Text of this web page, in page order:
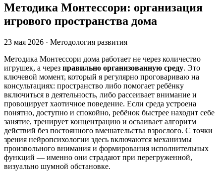
Методика Монтессори: организация
игрового пространства дома
23 мая 2026 · Методология развития
Методика Монтессори дома работает не через количество
игрушек, а через правильно организованную среду. Это
ключевой момент, который я регулярно проговариваю на
консультациях: пространство либо помогает ребёнку
включиться в деятельность, либо рассеивает внимание и
провоцирует хаотичное поведение. Если среда устроена
понятно, доступно и спокойно, ребёнок быстрее находит себе
занятие, тренирует концентрацию и осваивает алгоритм
действий без постоянного вмешательства взрослого. С точки
зрения нейропсихологии здесь включаются механизмы
произвольного внимания и формирования исполнительных
функций — именно они страдают при перегруженной,
визуально шумной обстановке.